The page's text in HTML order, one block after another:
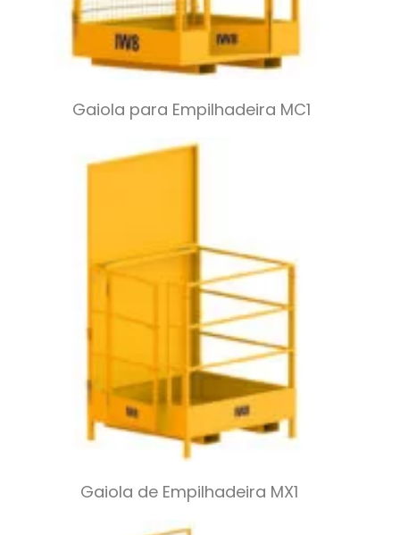
Gaiola para Empilhadeira MC1
Gaiola de Empilhadeira MX1